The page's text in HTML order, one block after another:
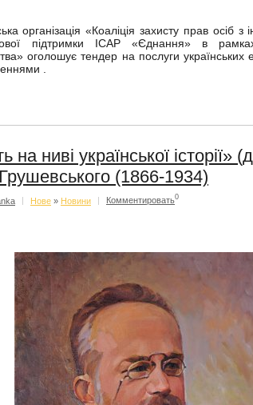
організація «Коаліція захисту прав осіб з
підтримки ІСАР «Єднання» в
оголошує тендер на послуги українських
.
на ниві української історії»
(1866-1934)
Нове » Новини Комментировать0